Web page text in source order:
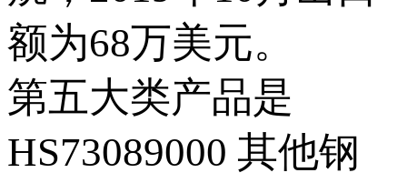
额为68万美元。
第五大类产品是
HS73089000 其他钢